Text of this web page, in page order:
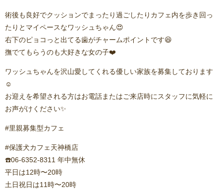
術後も良好でクッションでまったり過ごしたりカフェ内を歩き回っ
たりとマイペースなワッシュちゃん😍
右下のピョコっと出てる歯がチャームポイントです😆
撫でてもらうのも大好きな女の子❤️⁡
ワッシュちゃんを沢山愛してくれる優しい家族を募集しております
☺️
お迎えを希望される方はお電話またはご来店時にスタッフに気軽に
お声がけください✨
#里親募集型カフェ
#保護犬カフェ天神橋店
☎️06-6352-8311 年中無休
平日は12時〜20時
土日祝日は11時〜20時